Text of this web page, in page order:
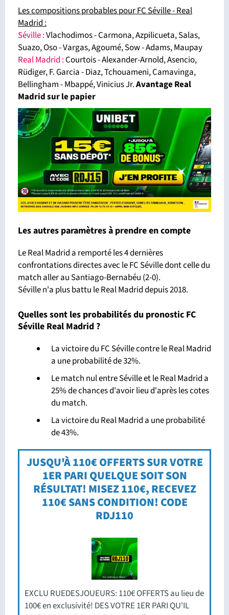
Les compositions probables pour FC Séville - Real
Madrid :
Séville :Vlachodimos - Carmona, Azpilicueta, Salas,
Suazo, Oso - Vargas, Agoumé, Sow - Adams, Maupay
Real Madrid : Courtois - Alexander-Arnold, Asencio,
Rüdiger, F. Garcia - Diaz, Tchouameni, Camavinga,
Bellingham - Mbappé, Vinicius Jr.Avantage Real
Madrid sur le papier
Les autres paramètres à prendre en compte
Le Real Madrid a remporté les 4 dernières
confrontations directes avec le FC Séville dont celle du
match aller au Santiago-Bernabéu (2-0).
Séville n'a plus battu le Real Madrid depuis 2018.
Quelles sont les probabilités du pronostic FC
Séville Real Madrid ?
La victoire du FC Séville contre le Real Madrid
a une probabilité de 32%.
Le match nul entre Séville et le Real Madrid a
25% de chances d'avoir lieu d'après les cotes
du match.
La victoire du Real Madrid a une probabilité
de 43%.
JUSQU'À 110€ OFFERTS SUR VOTRE
1ER PARI QUELQUE SOIT SON
RÉSULTAT! MISEZ 110€, RECEVEZ
110€ SANS CONDITION! CODE
RDJ110
EXCLU RUEDESJOUEURS: 110€ OFFERTS au lieu de
100€ en exclusivité! DES VOTRE 1ER PARI QU'IL